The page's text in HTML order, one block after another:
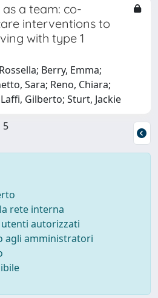
a team: co-
interventions to
with type 1
Berry, Emma;
Sara; Reno, Chiara;
Gilberto; Sturt, Jackie
5
rete interna
autorizzati
agli amministratori